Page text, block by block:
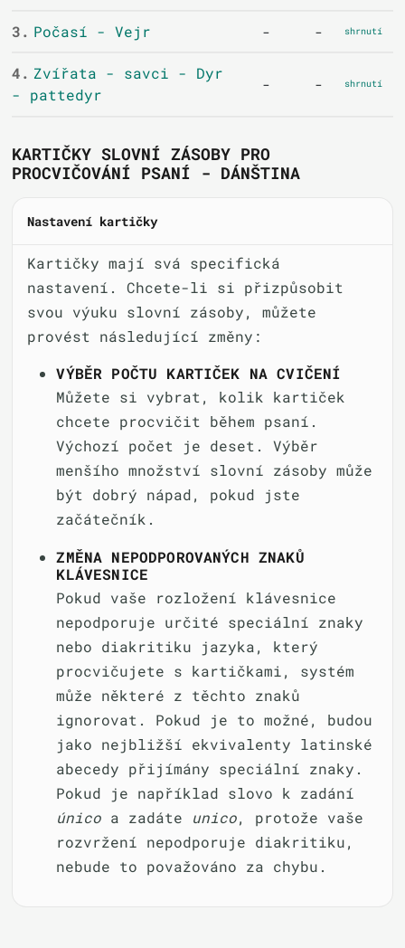
3. Počasí - Vejr - - shrnutí
4. Zvířata - savci - Dyr
- pattedyr
- - shrnutí
KARTIČKY SLOVNÍ ZÁSOBY PRO
PROCVIČOVÁNÍ PSANÍ - DÁNŠTINA
Nastavení kartičky
Kartičky mají svá specifická
nastavení. Chcete-li si přizpůsobit
svou výuku slovní zásoby, můžete
provést následující změny:
VÝBĚR POČTU KARTIČEK NA CVIČENÍ
Můžete si vybrat, kolik kartiček
chcete procvičit během psaní.
Výchozí počet je deset. Výběr
menšího množství slovní zásoby může
být dobrý nápad, pokud jste
začátečník.
ZMĚNA NEPODPOROVANÝCH ZNAKŮ
KLÁVESNICE
Pokud vaše rozložení klávesnice
nepodporuje určité speciální znaky
nebo diakritiku jazyka, který
procvičujete s kartičkami, systém
může některé z těchto znaků
ignorovat. Pokud je to možné, budou
jako nejbližší ekvivalenty latinské
abecedy přijímány speciální znaky.
Pokud je například slovo k zadání
único a zadáte unico, protože vaše
rozvržení nepodporuje diakritiku,
nebude to považováno za chybu.